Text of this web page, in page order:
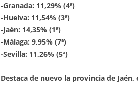
-Granada: 11,29% (4ª)
-Huelva: 11,54% (3ª)
-Jaén: 14,35% (1ª)
-Málaga: 9,95% (7ª)
-Sevilla: 11,26% (5ª)
Destaca de nuevo la provincia de